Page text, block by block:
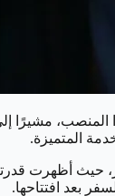
مشيرًا
المتميزة.
أظهرت قدرته
بعد افتتاحها.